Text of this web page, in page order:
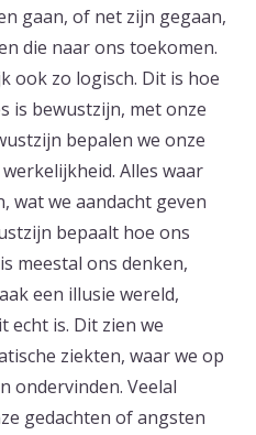
gaan, of net zijn gegaan,
die naar ons toekomen.
ook zo logisch. Dit is hoe
is bewustzijn, met onze
bepalen we onze
Alles waar
wat we aandacht geven
bepaalt hoe ons
meestal ons denken,
een illusie wereld,
echt is. Dit zien we
ziekten, waar we op
ondervinden. Veelal
gedachten of angsten